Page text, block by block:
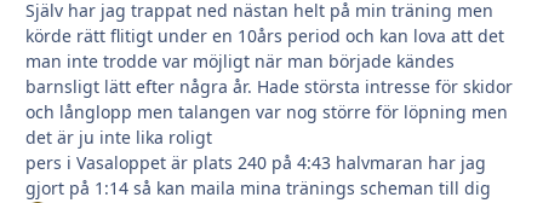
Själv har jag trappat ned nästan helt på min träning men
körde rätt flitigt under en 10års period och kan lova att det
man inte trodde var möjligt när man började kändes
barnsligt lätt efter några år. Hade största intresse för skidor
och långlopp men talangen var nog större för löpning men
det är ju inte lika roligt
pers i Vasaloppet är plats 240 på 4:43 halvmaran har jag
gjort på 1:14 så kan maila mina tränings scheman till dig